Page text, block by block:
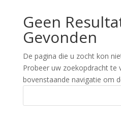
Geen
Gevonden
De pagina die u zocht kon
Probeer uw zoekopdracht te
bovenstaande navigatie om